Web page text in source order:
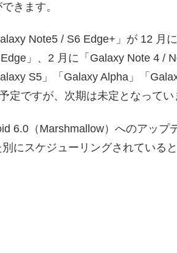
きます。
Note5 / S6 Edge+」が 12 月
」、2 月に「Galaxy Note 4 /
S5」「Galaxy Alpha」「
定ですが、次期は未定となってい
6.0（Marshmallow）へのアップ
にスケジューリングされていると